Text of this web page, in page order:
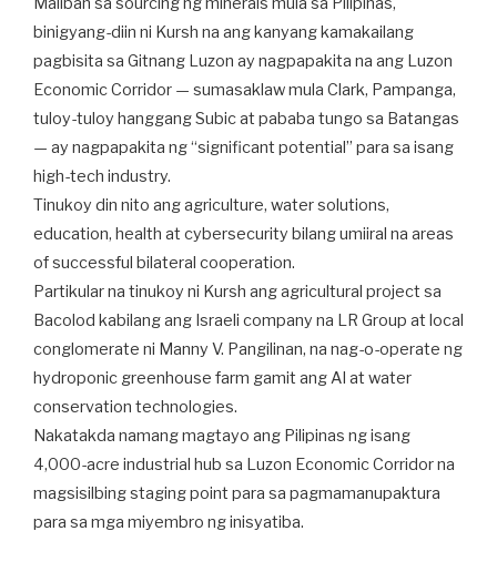
binigyang-diin ni Kursh na ang kanyang kamakailang
pagbisita sa Gitnang Luzon ay nagpapakita na ang Luzon
Economic Corridor — sumasaklaw mula Clark, Pampanga,
tuloy-tuloy hanggang Subic at pababa tungo sa Batangas
— ay nagpapakita ng “significant potential” para sa isang
high-tech industry.
Tinukoy din nito ang agriculture, water solutions,
education, health at cybersecurity bilang umiiral na areas
of successful bilateral cooperation.
Partikular na tinukoy ni Kursh ang agricultural project sa
Bacolod kabilang ang Israeli company na LR Group at local
conglomerate ni Manny V. Pangilinan, na nag-o-operate ng
hydroponic greenhouse farm gamit ang AI at water
conservation technologies.
Nakatakda namang magtayo ang Pilipinas ng isang
4,000-acre industrial hub sa Luzon Economic Corridor na
magsisilbing staging point para sa pagmamanupaktura
para sa mga miyembro ng inisyatiba.